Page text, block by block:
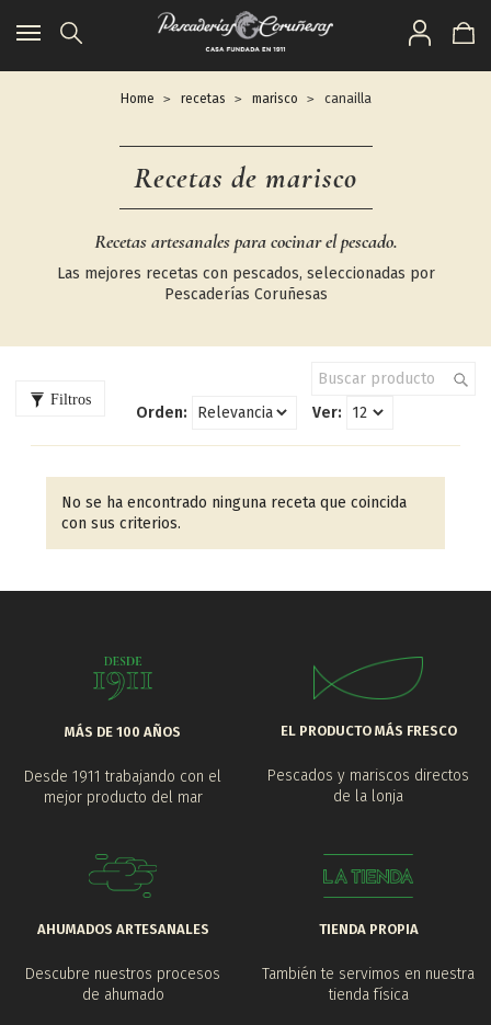
Toggle
Home recetas marisco canailla
Recetas de marisco
Recetas artesanales para cocinar el pescado.
Las mejores recetas con pescados, seleccionadas por
Pescaderías Coruñesas
Filtros
Orden: Ver:
No se ha encontrado ninguna receta que coincida
con sus criterios.
MÁS DE 100 AÑOS
Desde 1911 trabajando con el
mejor producto del mar
EL PRODUCTO MÁS FRESCO
Pescados y mariscos directos
de la lonja
AHUMADOS ARTESANALES
Descubre nuestros procesos
de ahumado
TIENDA PROPIA
También te servimos en nuestra
tienda física